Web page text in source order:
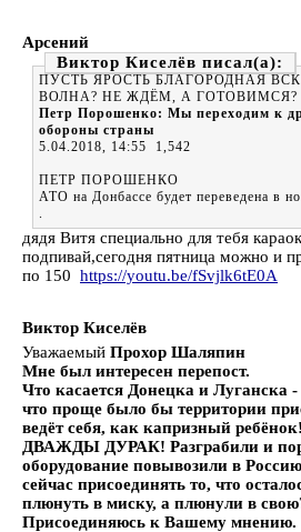
Арсений
Виктор Киселёв
ПУСТЬ ЯРОСТЬ БЛАГОРОДНАЯ
ВОЛНА? НЕ ЖДЁМ, А ГОТОВИМСЯ?
Петр Порошенко: Мы переходим к
обороны страны
5.04.2018, 14:55 1,542
ПЕТР ПОРОШЕНКО
АТО на Донбассе будет переведена в
дядя Витя специально для тебя
подпивай,сегодня пятница можно и
по 150 https://youtu.be/fSvjlk6tE0A
Виктор Киселёв
Уважаемый Прохор Шаляпин
Мне был интересен перепост.
Что касается Донецка и Луганска
что проще было бы территории
ведёт себя, как капризный
ДВАЖДЫ ДУРАК! Разграбили и
оборудование повывозили в
сейчас присоединять то, что
плюнуть в миску, а плюнули в
Присоединяюсь к Вашему мнению.